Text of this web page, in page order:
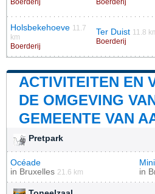
Boerderij
Boerderij
Holsbekehoeve 11.7
km
Boerderij
Ter Duist 11.8
Boerderij
ACTIVITEITEN EN
DE OMGEVING
GEMEENTE VAN
Pretpark
Océade
in Bruxelles 21.6 km
in